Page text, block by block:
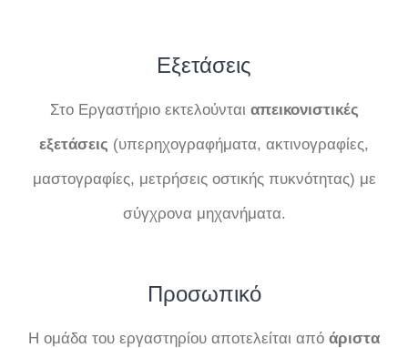
Εξετάσεις
Στο Εργαστήριο εκτελούνται απεικονιστικές
εξετάσεις (υπερηχογραφήματα, ακτινογραφίες,
μαστογραφίες, μετρήσεις οστικής πυκνότητας) με
σύγχρονα μηχανήματα.
Προσωπικό
Η ομάδα του εργαστηρίου αποτελείται από άριστα